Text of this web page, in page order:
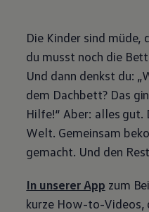
Die Kinder sind müde,
du musst noch die
Und dann denkst du:
dem Dachbett? Das
Hilfe!“ Aber: alles gut.
Welt. Gemeinsam
gemacht. Und den
In unserer App zum
kurze How-to-Videos,